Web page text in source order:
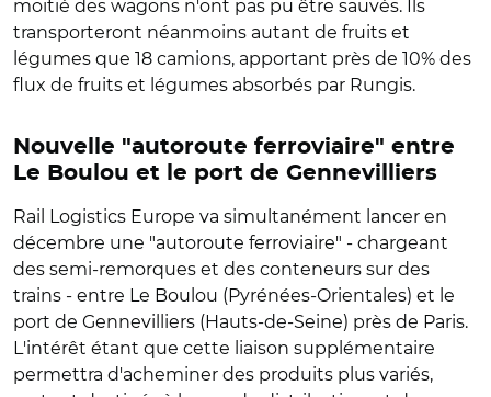
moitié des wagons n'ont pas pu être sauvés. Ils
transporteront néanmoins autant de fruits et
légumes que 18 camions, apportant près de 10% des
flux de fruits et légumes absorbés par Rungis.
Nouvelle "autoroute ferroviaire" entre
Le Boulou et le port de Gennevilliers
Rail Logistics Europe va simultanément lancer en
décembre une "autoroute ferroviaire" - chargeant
des semi-remorques et des conteneurs sur des
trains - entre Le Boulou (Pyrénées-Orientales) et le
port de Gennevilliers (Hauts-de-Seine) près de Paris.
L'intérêt étant que cette liaison supplémentaire
permettra d'acheminer des produits plus variés,